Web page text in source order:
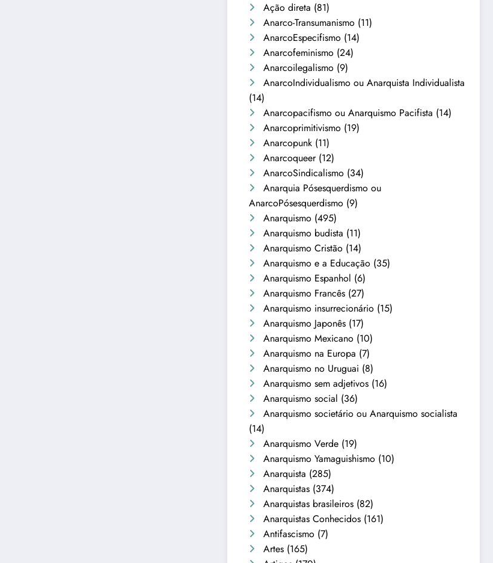
Ação direta (81)
Anarco-Transumanismo (11)
AnarcoEspecifismo (14)
Anarcofeminismo (24)
Anarcoilegalismo (9)
AnarcoIndividualismo ou Anarquista Individualista
(14)
Anarcopacifismo ou Anarquismo Pacifista (14)
Anarcoprimitivismo (19)
Anarcopunk (11)
Anarcoqueer(12)
AnarcoSindicalismo (34)
Anarquia Pósesquerdismo ou
AnarcoPósesquerdismo (9)
Anarquismo (495)
Anarquismo budista (11)
Anarquismo Cristão (14)
Anarquismo e a Educação (35)
Anarquismo Espanhol (6)
Anarquismo Francês (27)
Anarquismo insurrecionário (15)
Anarquismo Japonês (17)
Anarquismo Mexicano (10)
Anarquismo na Europa (7)
Anarquismo no Uruguai (8)
Anarquismo sem adjetivos (16)
Anarquismo social (36)
Anarquismo societário ou Anarquismo socialista
(14)
Anarquismo Verde (19)
Anarquismo Yamaguishismo (10)
Anarquista (285)
Anarquistas (374)
Anarquistas brasileiros (82)
Anarquistas Conhecidos (161)
Antifascismo (7)
Artes (165)